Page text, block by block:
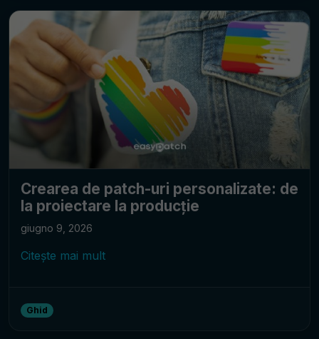
Crearea de patch-uri personalizate: de
la proiectare la producție
giugno 9, 2026
Citește mai mult
Ghid